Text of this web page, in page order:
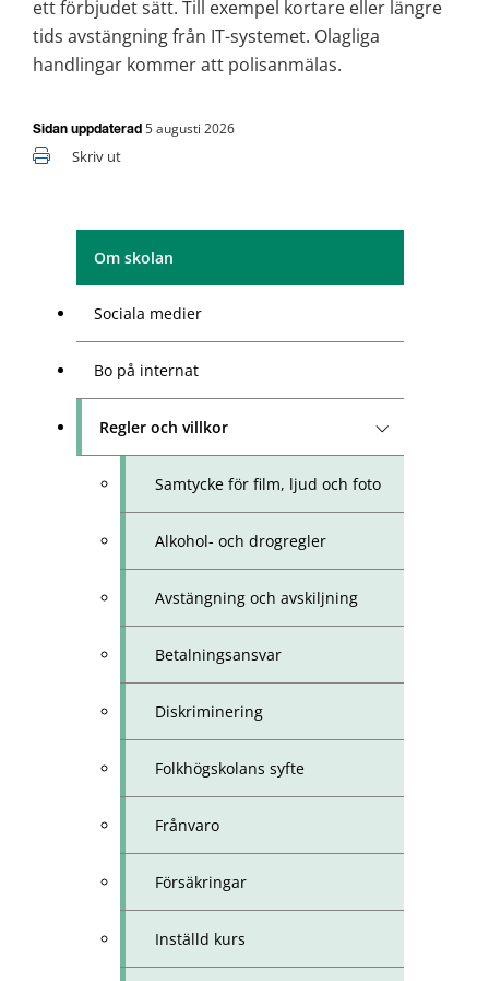
Om skolan
Sociala medier
Bo på internat
Regler och villkor
Samtycke för film, ljud och foto
Alkohol- och drogregler
Avstängning och avskiljning
Betalningsansvar
Diskriminering
Folkhögskolans syfte
Frånvaro
Försäkringar
Inställd kurs
ett förbjudet sätt. Till exempel kortare eller längre
tids avstängning från IT-systemet. Olagliga
handlingar kommer att polisanmälas.
Sidan uppdaterad 5 augusti 2026
Skriv ut